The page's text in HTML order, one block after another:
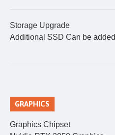
Storage Upgrade
Additional SSD Can be added
GRAPHICS
Graphics Chipset